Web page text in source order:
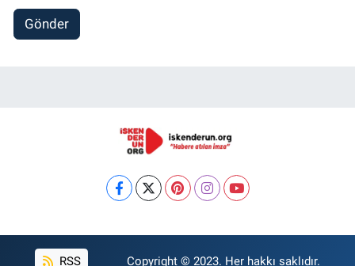
Gönder
RSS Copyright © 2023. Her hakkı saklıdır.